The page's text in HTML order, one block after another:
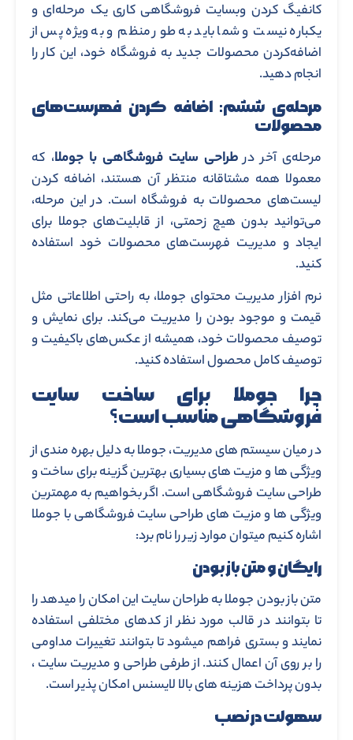
کانفیگ‌ کردن وبسایت فروشگاهی کاری یک مرحله‌ای و
یکباره نیست و شما باید به طور منظم و به ویژه پس از
اضافه‌کردن محصولات جدید به فروشگاه خود، این کار را
انجام دهید.
مرحله‌ی ششم: اضافه کردن فهرست‌‌های
محصولات
مرحله‌ی آخر درطراحی سایت فروشگاهی با جوملا، که
معمولا همه مشتاقانه منتظر آن هستند، اضافه کردن
لیست‌های محصولات به فروشگاه است. در این مرحله،
می‌توانید بدون هیچ زحمتی، از قابلیت‌های جوملا برای
ایجاد و مدیریت فهرست‌های محصولات خود استفاده
کنید.
نرم افزار مدیریت محتوای جوملا، به راحتی اطلاعاتی مثل
قیمت و موجود بودن را مدیریت می‌کند. برای نمایش و
توصیف محصولات خود، همیشه از عکس‌های باکیفیت و
توصیف کامل محصول استفاده کنید.
چرا جوملا برای ساخت سایت
فروشگاهی مناسب است؟
در میان سیستم های مدیریت، جوملا به دلیل بهره مندی از
ویژگی ها و مزیت های بسیاری بهترین گزینه برای ساخت و
طراحی سایت فروشگاهی است. اگر بخواهیم به مهمترین
ویژگی ها و مزیت های طراحی سایت فروشگاهی با جوملا
اشاره کنیم میتوان موارد زیر را نام برد:
رایگان و متن باز بودن
متن باز بودن جوملا به طراحان سایت این امکان را میدهد را
تا بتوانند در قالب مورد نظر از کدهای مختلفی استفاده
نمایند و بستری فراهم میشود تا بتوانند تغییرات مداومی
را بر روی آن اعمال کنند. از طرفی طراحی و مدیریت سایت ،
بدون پرداخت هزینه های بالا لایسنس امکان پذیر است.
سهولت در نصب